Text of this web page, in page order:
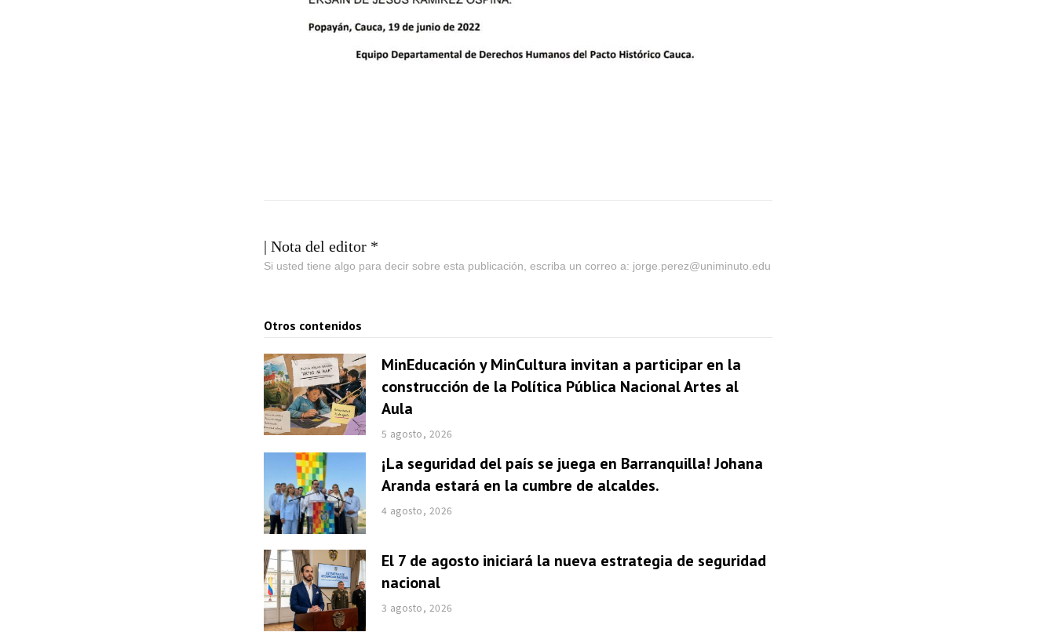
| Nota del editor *
Si usted tiene algo para decir sobre esta publicación, escriba un correo a: jorge.perez@uniminuto.edu
Otros contenidos
MinEducación y MinCultura invitan a participar en la
construcción de la Política Pública Nacional Artes al
Aula
5 agosto, 2026
¡La seguridad del país se juega en Barranquilla! Johana
Aranda estará en la cumbre de alcaldes.
4 agosto, 2026
El 7 de agosto iniciará la nueva estrategia de seguridad
nacional
3 agosto, 2026